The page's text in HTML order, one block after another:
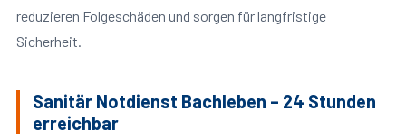
reduzieren Folgeschäden und sorgen für langfristige
Sicherheit.
Sanitär Notdienst Bachleben – 24 Stunden
erreichbar